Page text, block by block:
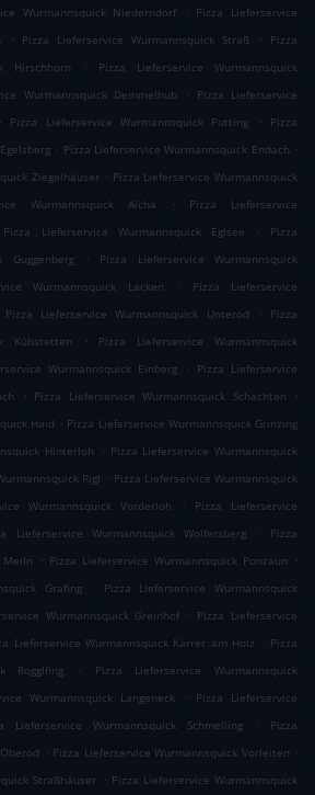
Wurmannsquick Niederndorf . Pizza Lieferservice
. Pizza Lieferservice Wurmannsquick Straß .
Pizza
Hirschhorn
.
Pizza Lieferservice Wurmannsquick
Wurmannsquick Demmelhub .
Pizza Lieferservice
. Pizza Lieferservice Wurmannsquick Putting .
Pizza
. Pizza Lieferservice Wurmannsquick Endach .
Ziegelhäuser . Pizza Lieferservice Wurmannsquick
Wurmannsquick Aicha .
Pizza Lieferservice
Pizza Lieferservice Wurmannsquick Eglsee .
Pizza
Guggenberg
.
Pizza Lieferservice Wurmannsquick
Wurmannsquick Lacken .
Pizza Lieferservice
Pizza Lieferservice Wurmannsquick Unteröd .
Pizza
Kühstetten
.
Pizza Lieferservice Wurmannsquick
Wurmannsquick Einberg . Pizza Lieferservice
. Pizza Lieferservice Wurmannsquick Schachten
.
Haid . Pizza Lieferservice Wurmannsquick Grinzing
Hinterloh . Pizza Lieferservice Wurmannsquick
Rigl . Pizza Lieferservice Wurmannsquick
Wurmannsquick Vorderloh .
Pizza Lieferservice
Lieferservice Wurmannsquick Wolfersberg .
Pizza
Meiln
. Pizza Lieferservice Wurmannsquick Ponzaun
.
Grafing
.
Pizza Lieferservice Wurmannsquick
Wurmannsquick Greinhof . Pizza Lieferservice
Lieferservice Wurmannsquick Karrer am Holz . Pizza
Rogglfing
.
Pizza Lieferservice Wurmannsquick
Wurmannsquick Langeneck .
Pizza Lieferservice
Lieferservice Wurmannsquick Schmelling .
Pizza
. Pizza Lieferservice Wurmannsquick Vorleiten .
Straßhäuser . Pizza Lieferservice Wurmannsquick